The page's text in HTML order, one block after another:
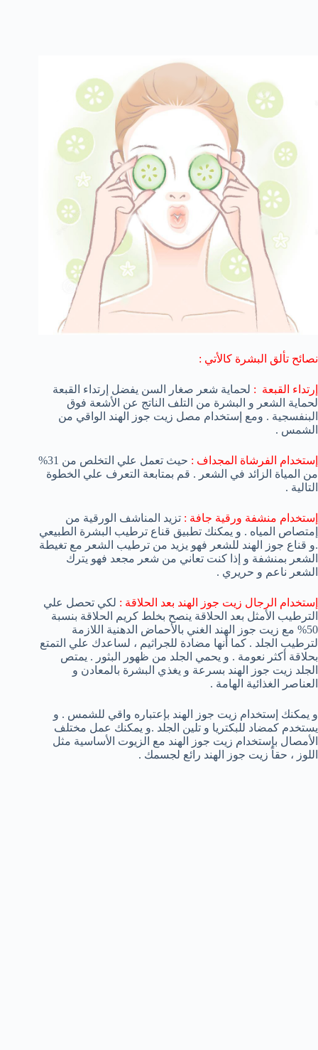
نصائح تألق البشرة كالأتي :
إرتداء القبعة : لحماية شعر صغار السن يفضل إرتداء القبعة
لحماية الشعر و البشرة من التلف الناتج عن الأشعة فوق
البنفسجية . ومع إستخدام مصل زيت جوز الهند الواقي من
الشمس .
إستخدام الفرشاة المجداف :
حيث تعمل علي التخلص من 31%
من المياة الزائد في الشعر . قم بمتابعة التعرف علي الخطوة
التالية .
إستخدام منشفة ورقية جافة : تزيد المناشف الورقية من
إمتصاص المياه . و يمكنك تطبيق قناع ترطيب البشرة الطبيعي
.و قناع جوز الهند للشعر فهو يزيد من ترطيب الشعر مع تغيطة
الشعر بمنشفة و إذا كنت تعاني من شعر مجعد فهو يترك
الشعر ناعم و حريري .
إستخدام الرجال زيت جوز الهند بعد الحلاقة : لكي تحصل علي
الترطيب الأمثل بعد الحلاقة ينصح بخلط كريم الحلاقة بنسبة
50% مع زيت جوز الهند الغني بالأحماض الدهنية اللازمة
لترطيب الجلد . كما أنها مضادة للجراثيم ، لساعدك علي التمتع
بحلاقة أكثر نعومة . و يحمي الجلد من ظهور البثور . يمتص
الجلد زيت جوز الهند بسرعة و يغذي البشرة بالمعادن و
العناصر الغذائية الهامة .
و يمكنك إستخدام زيت جوز الهند بإعتباره واقي للشمس . و
يستخدم كمضاد للبكتريا و تلين الجلد .و يمكنك عمل مختلف
الأمصال بإستخدام زيت جوز الهند مع الزيوت الأساسية مثل
اللوز ، حقاً زيت جوز الهند رائع لجسمك .